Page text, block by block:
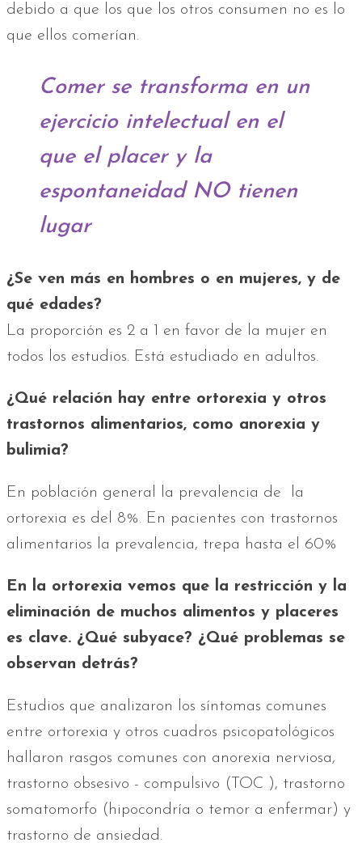
debido a que los que los otros consumen no es lo
que ellos comerían.
Comer se transforma en un
ejercicio intelectual en el
que el placer y la
espontaneidad NO tienen
lugar
¿Se ven más en hombres o en mujeres, y de
qué edades?
La proporción es 2 a 1 en favor de la mujer en
todos los estudios. Está estudiado en adultos.
¿Qué relación hay entre ortorexia y otros
trastornos alimentarios, como anorexia y
bulimia?
En población general la prevalencia de la
ortorexia es del 8%. En pacientes con trastornos
alimentarios la prevalencia, trepa hasta el 60%
En la ortorexia vemos que la restricción y la
eliminación de muchos alimentos y placeres
es clave. ¿Qué subyace? ¿Qué problemas se
observan detrás?
Estudios que analizaron los síntomas comunes
entre ortorexia y otros cuadros psicopatológicos
hallaron rasgos comunes con anorexia nerviosa,
trastorno obsesivo - compulsivo (TOC ), trastorno
somatomorfo (hipocondría o temor a enfermar) y
trastorno de ansiedad.